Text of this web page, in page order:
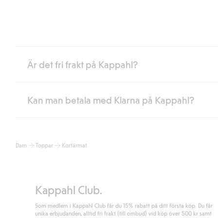
Är det fri frakt på Kappahl?
Är du medlem i Kappahl Club har du alltid gratis frakt till butik
Läs mer
Kan man betala med Klarna på Kappahl?
klicka på "Slutför köp" godkänner du Kappahls allmänna villkor.
Dam Toppar Kortärmat
Kappahl Club.
Som medlem i Kappahl Club får du 15% rabatt på ditt första köp. Du får
unika erbjudanden, alltid fri frakt (till ombud) vid köp över 500 kr samt